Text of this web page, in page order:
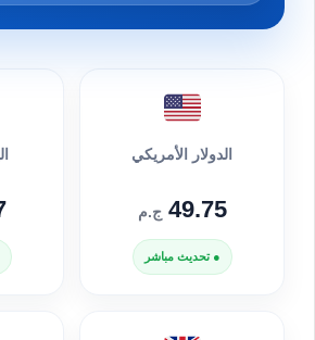
الدولار الأمريكي
49.75 ج.م
● تحديث مباشر